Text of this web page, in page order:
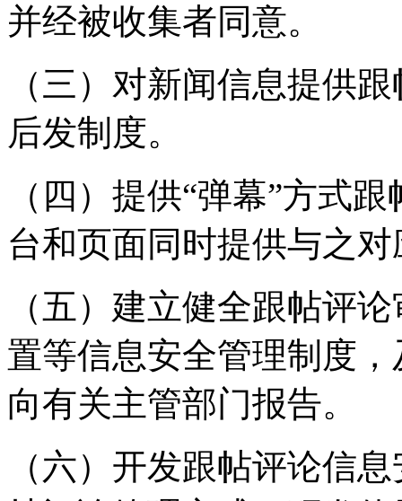
并经被收集者同意。
（三）对新闻信息提供
后发制度。
（四）提供“弹幕”方式
台和页面同时提供与之
（五）建立健全跟帖评
置等信息安全管理制度
向有关主管部门报告。
（六）开发跟帖评论信